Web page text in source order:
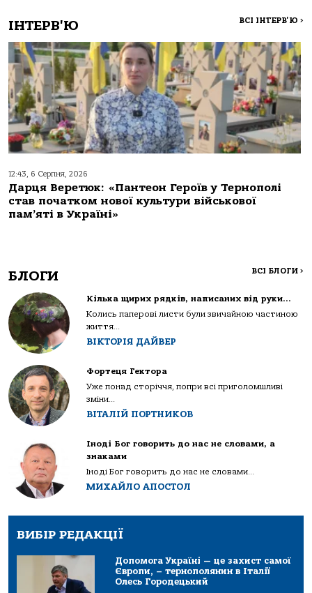
ІНТЕРВ'Ю ВСІ ІНТЕРВ'Ю >
12:43, 6 Серпня, 2026
Дарця Веретюк: «Пантеон Героїв у Тернополі
став початком нової культури військової
пам’яті в Україні»
БЛОГИ ВСІ БЛОГИ >
Кілька щирих рядків, написаних від руки…
Колись паперові листи були звичайною частиною
життя...
ВІКТОРІЯ ДАЙВЕР
Фортеця Гектора
Уже понад сторіччя, попри всі приголомшливі
зміни...
ВІТАЛІЙ ПОРТНИКОВ
Іноді Бог говорить до нас не словами, а
знаками
Іноді Бог говорить до нас не словами...
МИХАЙЛО АПОСТОЛ
ВИБІР РЕДАКЦІЇ
Допомога Україні — це захист самої
Європи, – тернополянин в Італії
Олесь Городецький